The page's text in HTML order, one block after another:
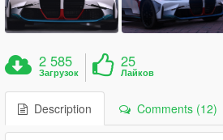
2 585
Загрузок
25
Лайков
Description Comments (12)